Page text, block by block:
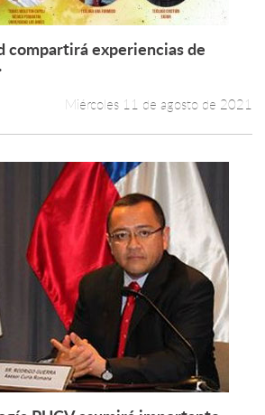
Leer más +
compartirá experiencias de
Miércoles 11 de agosto de 2021